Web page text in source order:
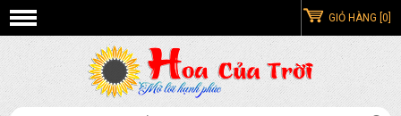
GIỎ HÀNG [0]